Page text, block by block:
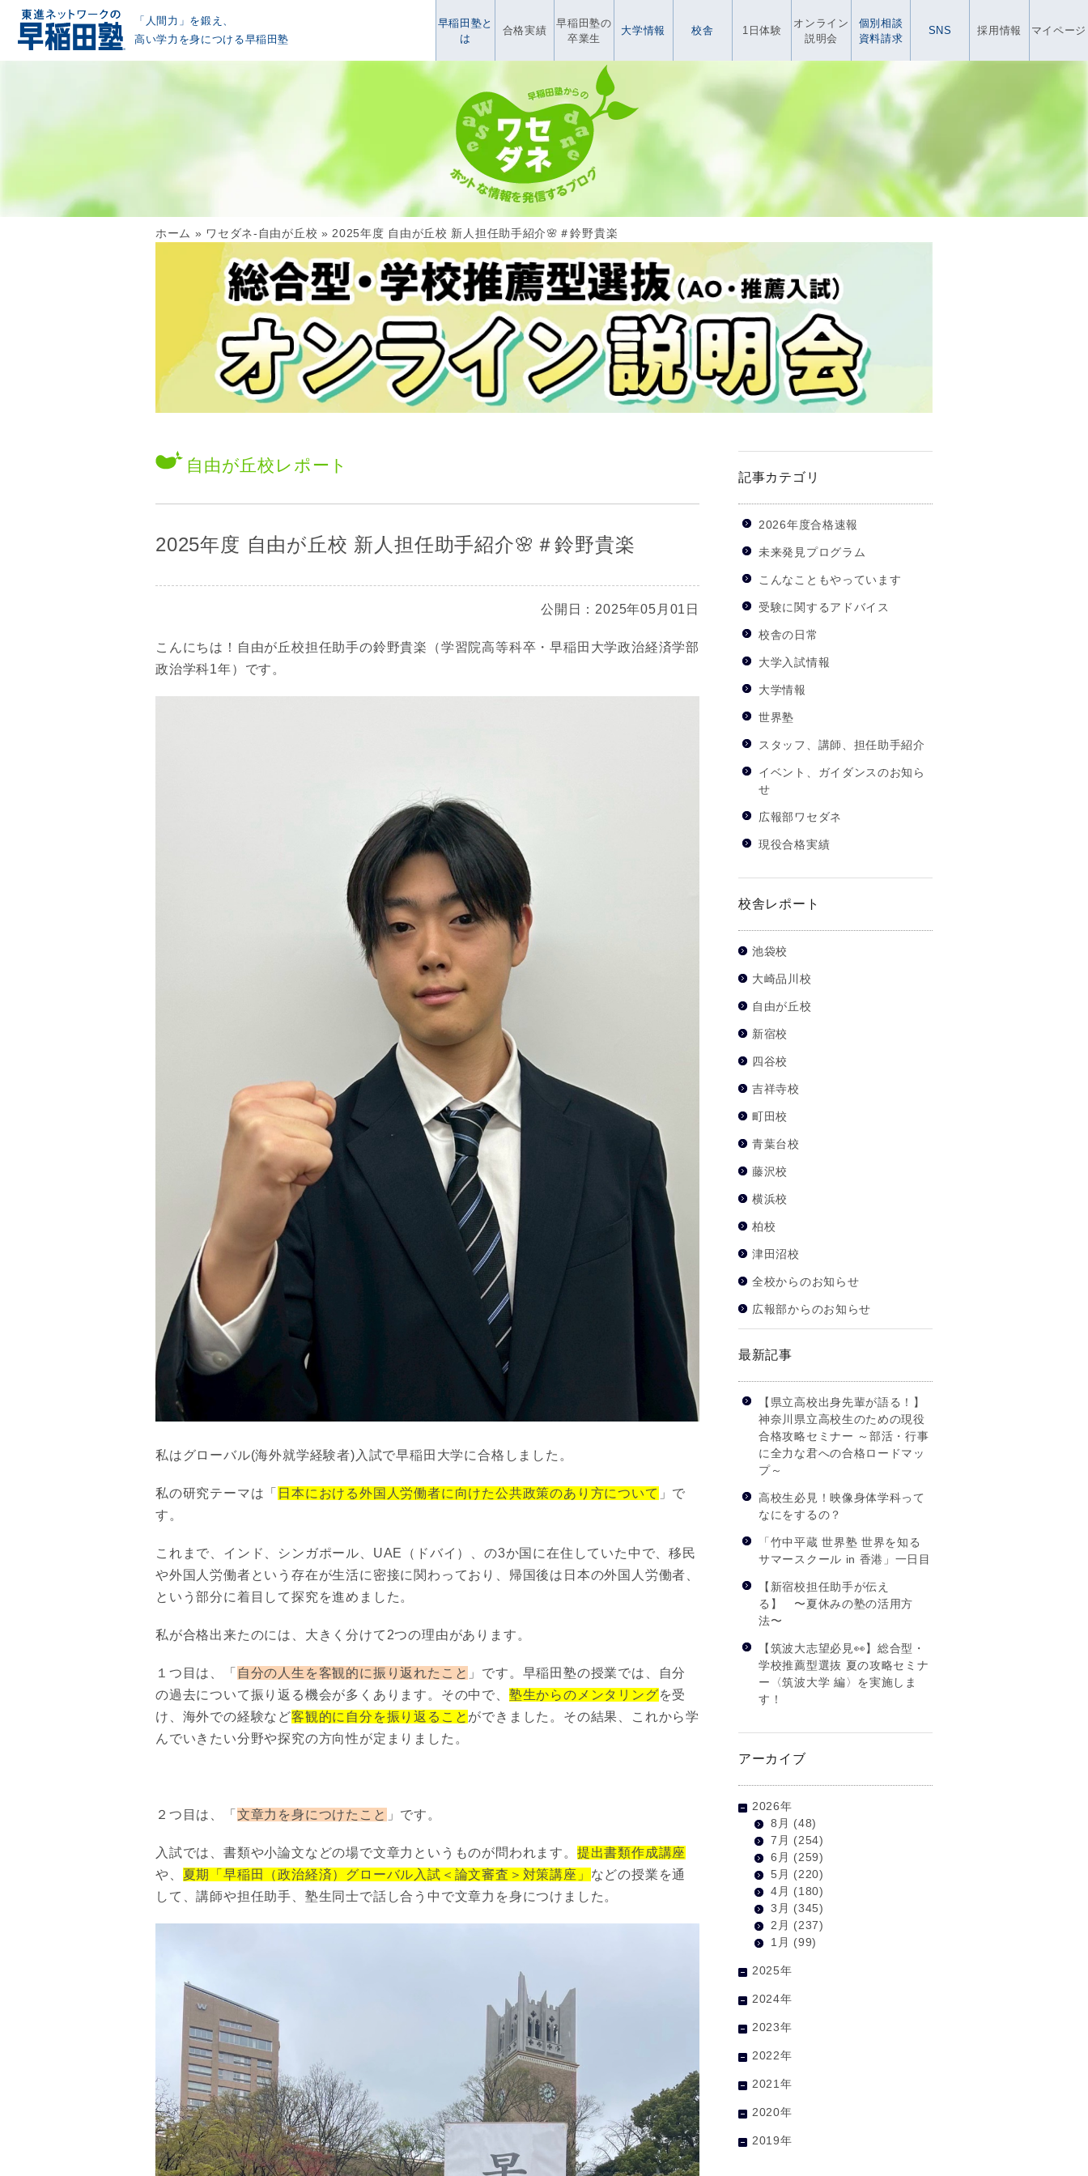
「人間力」を鍛え、
高い学力を身につける早稲田塾
早稲田塾と
は
合格実績
早稲田塾の
卒業生
大学情報 校舎 1日体験
オンライン
説明会
個別相談
資料請求
SNS 採用情報 マイページ
ホーム » ワセダネ-自由が丘校 » 2025年度 自由が丘校 新人担任助手紹介🌸＃鈴野貴楽
自由が丘校 レポート
2025年度 自由が丘校 新人担任助手紹介🌸＃鈴野貴楽
公開日：2025年05月01日
こんにちは！自由が丘校担任助手の鈴野貴楽（学習院高等科卒・早稲田大学政治経済学部
政治学科1年）です。
私はグローバル(海外就学経験者)入試で早稲田大学に合格しました。
私の研究テーマは「 日本における外国人労働者に向けた公共政策のあり方について 」で
す。
これまで、インド、シンガポール、UAE（ドバイ）、の3か国に在住していた中で、移民
や外国人労働者という存在が生活に密接に関わっており、帰国後は日本の外国人労働者、
という部分に着目して探究を進めました。
私が合格出来たのには、大きく分けて2つの理由があります。
１つ目は、「 自分の人生を客観的に振り返れたこと 」です。早稲田塾の授業では、自分
の過去について振り返る機会が多くあります。その中で、 塾生からのメンタリングを受
け、海外での経験など客観的に自分を振り返ること ができました。その結果、これから学
んでいきたい分野や探究の方向性が定まりました。
２つ目は、「 文章力を身につけたこと 」です。
入試では、書類や小論文などの場で文章力というものが問われます。 提出書類作成講座
や、 夏期「早稲田（政治経済）グローバル入試＜論文審査＞対策講座」 などの授業を通
して、講師や担任助手、塾生同士で話し合う中で文章力を身につけました。
記事カテゴリ
2026年度合格速報
未来発見プログラム
こんなこともやっています
受験に関するアドバイス
校舎の日常
大学入試情報
大学情報
世界塾
スタッフ、講師、担任助手紹介
イベント、ガイダンスのお知ら
せ
広報部ワセダネ
現役合格実績
校舎レポート
池袋校
大崎品川校
自由が丘校
新宿校
四谷校
吉祥寺校
町田校
青葉台校
藤沢校
横浜校
柏校
津田沼校
全校からのお知らせ
広報部からのお知らせ
最新記事
【県立高校出身先輩が語る！】
神奈川県立高校生のための現役
合格攻略セミナー ～部活・行事
に全力な君への合格ロードマッ
プ～
高校生必見！映像身体学科って
なにをするの？
「竹中平蔵 世界塾 世界を知る
サマースクール in 香港」一日目
【新宿校担任助手が伝え
る】 〜夏休みの塾の活用方
法〜
【筑波大志望必見👀】総合型・
学校推薦型選抜 夏の攻略セミナ
ー〈筑波大学 編〉を実施しま
す！
アーカイブ
2026年
8月 (48)
7月 (254)
6月 (259)
5月 (220)
4月 (180)
3月 (345)
2月 (237)
1月 (99)
2025年
2024年
2023年
2022年
2021年
2020年
2019年